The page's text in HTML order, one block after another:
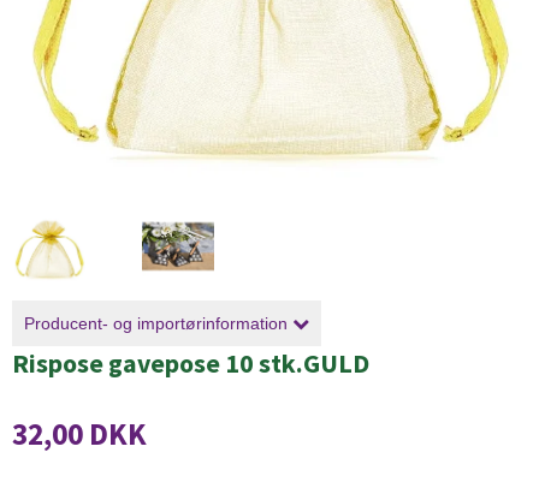
Producent- og importørinformation
Rispose gavepose 10 stk.GULD
32,00 DKK